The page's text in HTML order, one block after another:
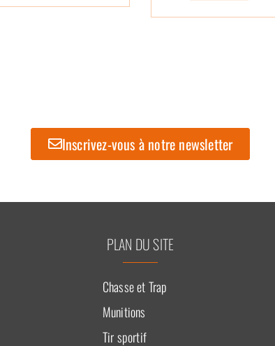
Inscrivez-vous à notre newsletter
PLAN DU SITE
Chasse et Trap
Munitions
Tir sportif